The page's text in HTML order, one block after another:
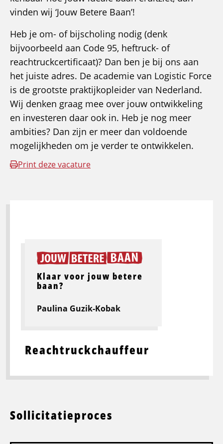
vinden wij ‘Jouw Betere Baan’!
Heb je om- of bijscholing nodig (denk
bijvoorbeeld aan Code 95, heftruck- of
reachtruckcertificaat)? Dan ben je bij ons aan
het juiste adres. De academie van Logistic Force
is de grootste praktijkopleider van Nederland.
Wij denken graag mee over jouw ontwikkeling
en investeren daar ook in. Heb je nog meer
ambities? Dan zijn er meer dan voldoende
mogelijkheden om je verder te ontwikkelen.
Print deze vacature
Reachtruckchauffeur
Klaar voor jouw betere
baan?
Paulina Guzik-Kobak
Sollicitatieproces